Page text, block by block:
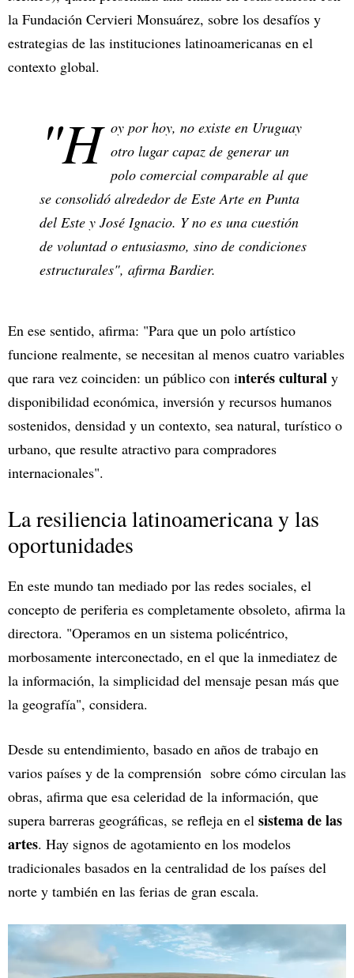
la Fundación Cervieri Monsuárez, sobre los desafíos y
estrategias de las instituciones latinoamericanas en el
contexto global.
"H oy por hoy, no existe en Uruguay
otro lugar capaz de generar un
polo comercial comparable al que
se consolidó alrededor de Este Arte en Punta
del Este y José Ignacio. Y no es una cuestión
de voluntad o entusiasmo, sino de condiciones
estructurales", afirma Bardier.
En ese sentido, afirma: "Para que un polo artístico
funcione realmente, se necesitan al menos cuatro variables
que rara vez coinciden: un público con interés cultural y
disponibilidad económica, inversión y recursos humanos
sostenidos, densidad y un contexto, sea natural, turístico o
urbano, que resulte atractivo para compradores
internacionales".
La resiliencia latinoamericana y las
oportunidades
En este mundo tan mediado por las redes sociales, el
concepto de periferia es completamente obsoleto, afirma la
directora. "Operamos en un sistema policéntrico,
morbosamente interconectado, en el que la inmediatez de
la información, la simplicidad del mensaje pesan más que
la geografía", considera.
Desde su entendimiento, basado en años de trabajo en
varios países y de la comprensión sobre cómo circulan las
obras, afirma que esa celeridad de la información, que
supera barreras geográficas, se refleja en el sistema de las
artes. Hay signos de agotamiento en los modelos
tradicionales basados en la centralidad de los países del
norte y también en las ferias de gran escala.